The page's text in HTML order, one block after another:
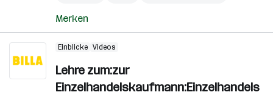
Merken
Einblicke Videos
Lehre zum:zur
Einzelhandelskaufmann:Einzelhandels